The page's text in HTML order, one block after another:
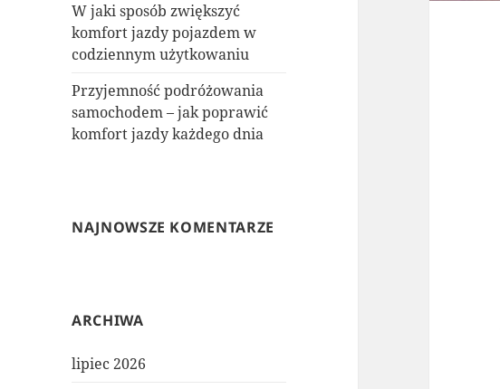
W jaki sposób zwiększyć
komfort jazdy pojazdem w
codziennym użytkowaniu
Przyjemność podróżowania
samochodem – jak poprawić
komfort jazdy każdego dnia
NAJNOWSZE KOMENTARZE
ARCHIWA
lipiec 2026